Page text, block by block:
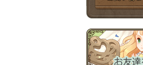
お問い合わせ